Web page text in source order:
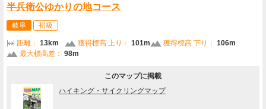
半兵衛公ゆかりの地コース
岐阜 初級
距離： 13km 獲得標高 上り： 101m 獲得標高 下り： 106m
最大標高差： 98m
このマップに掲載
ハイキング・サイクリングマップ